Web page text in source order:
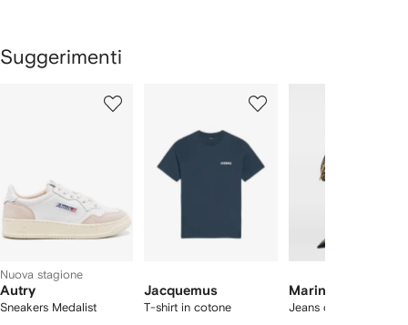
Suggerimenti
Nuova stagione
Autry
Sneakers Medalist
Jacquemus
T-shirt in cotone
Marine Serre
Jeans con stampa